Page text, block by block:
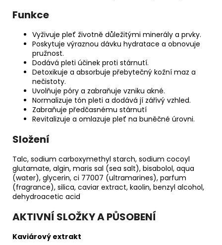
Funkce
Vyživuje pleť životně důležitými minerály a prvky.
Poskytuje výraznou dávku hydratace a obnovuje
pružnost.
Dodává pleti účinek proti stárnutí.
Detoxikuje a absorbuje přebytečný kožní maz a
nečistoty.
Uvolňuje póry a zabraňuje vzniku akné.
Normalizuje tón pleti a dodává jí zářivý vzhled.
Zabraňuje předčasnému stárnutí
Revitalizuje a omlazuje pleť na buněčné úrovni.
Složení
Talc, sodium carboxymethyl starch, sodium cocoyl
glutamate, algin, maris sal (sea salt), bisabolol, aqua
(water), glycerin, ci 77007 (ultramarines), parfum
(fragrance), silica, caviar extract, kaolin, benzyl alcohol,
dehydroacetic acid
AKTIVNÍ SLOŽKY A PŮSOBENÍ
Kaviárový extrakt